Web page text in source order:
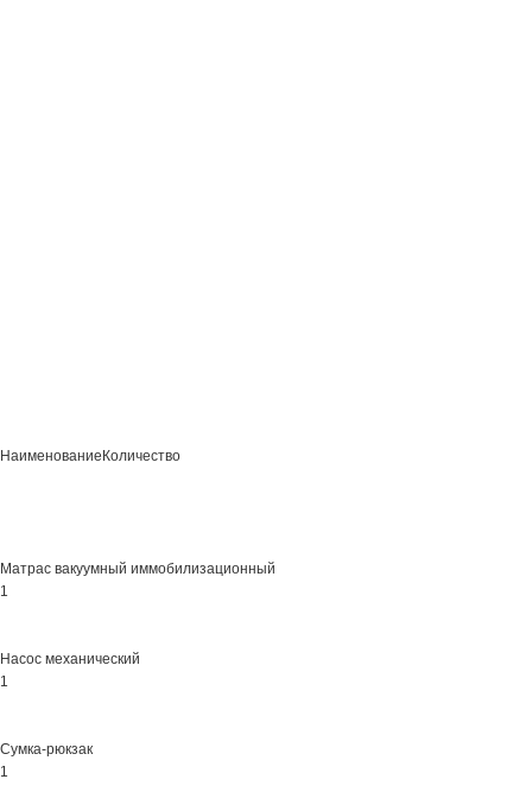
НаименованиеКоличество
Матрас вакуумный иммобилизационный
1
Насос механический
1
Сумка-рюкзак
1